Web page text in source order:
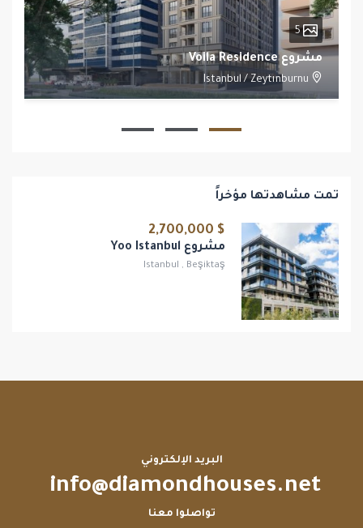
5
مشروع Voila Residence
Istanbul / Zeytınburnu
تمت مشاهدتها مؤخراً
$ 2,700,000
مشروع Yoo Istanbul
Istanbul , Beşiktaş
البريد الإلكتروني
info@diamondhouses.net
تواصلوا معنا